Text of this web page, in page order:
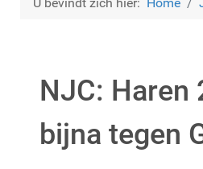
NJC: Haren
bijna tegen